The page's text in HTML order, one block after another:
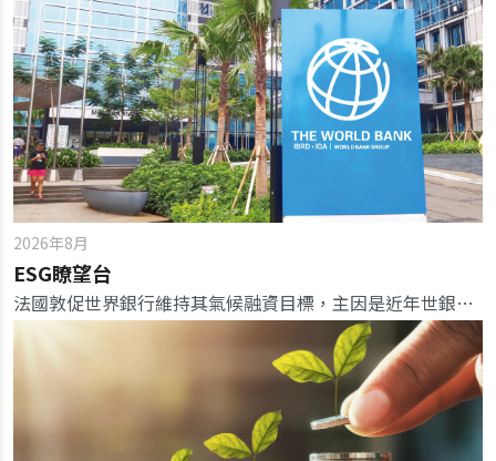
2026年8月
ESG瞭望台
法國敦促世界銀行維持其氣候融資目標，主因是近年世銀面臨來自其最大股東美國壓力，要求改變能源路線。